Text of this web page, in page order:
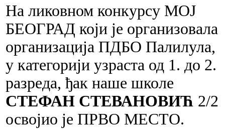
На ликовном конкурсу МОЈ
БЕОГРАД који је организовала
организација ПДБО Палилула,
у категорији узраста од 1. до 2.
разреда, ђак наше школе
СТЕФАН СТЕВАНОВИЋ 2/2
освојио је ПРВО МЕСТО.